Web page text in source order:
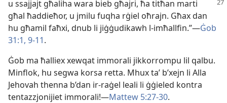
u ssajjajt għaliha wara bieb għajri, ħa titħan marti
għal ħaddieħor, u jmilu fuqha rġiel oħrajn. Għax dan
hu għamil faħxi, dnub li jiġġudikawh l-​imħallfin.”—Ġob
31:​1, 9-11.
Ġob ma ħalliex xewqat immorali jikkorrompu lil qalbu.
Minflok, hu segwa korsa retta. Mhux taʼ b’xejn li Alla
Jehovah thenna b’dan ir-​raġel leali li ġġieled kontra
tentazzjonijiet immorali!—Mattew 5:​27-30.